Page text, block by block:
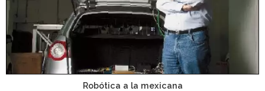
Robótica a la mexicana